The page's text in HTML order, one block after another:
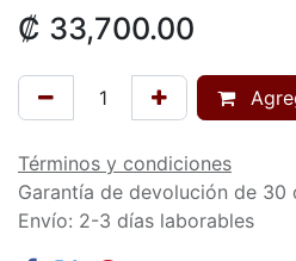
₡ 33,700.00
Términos y condiciones
Garantía de devolución de 30
Envío: 2-3 días laborables